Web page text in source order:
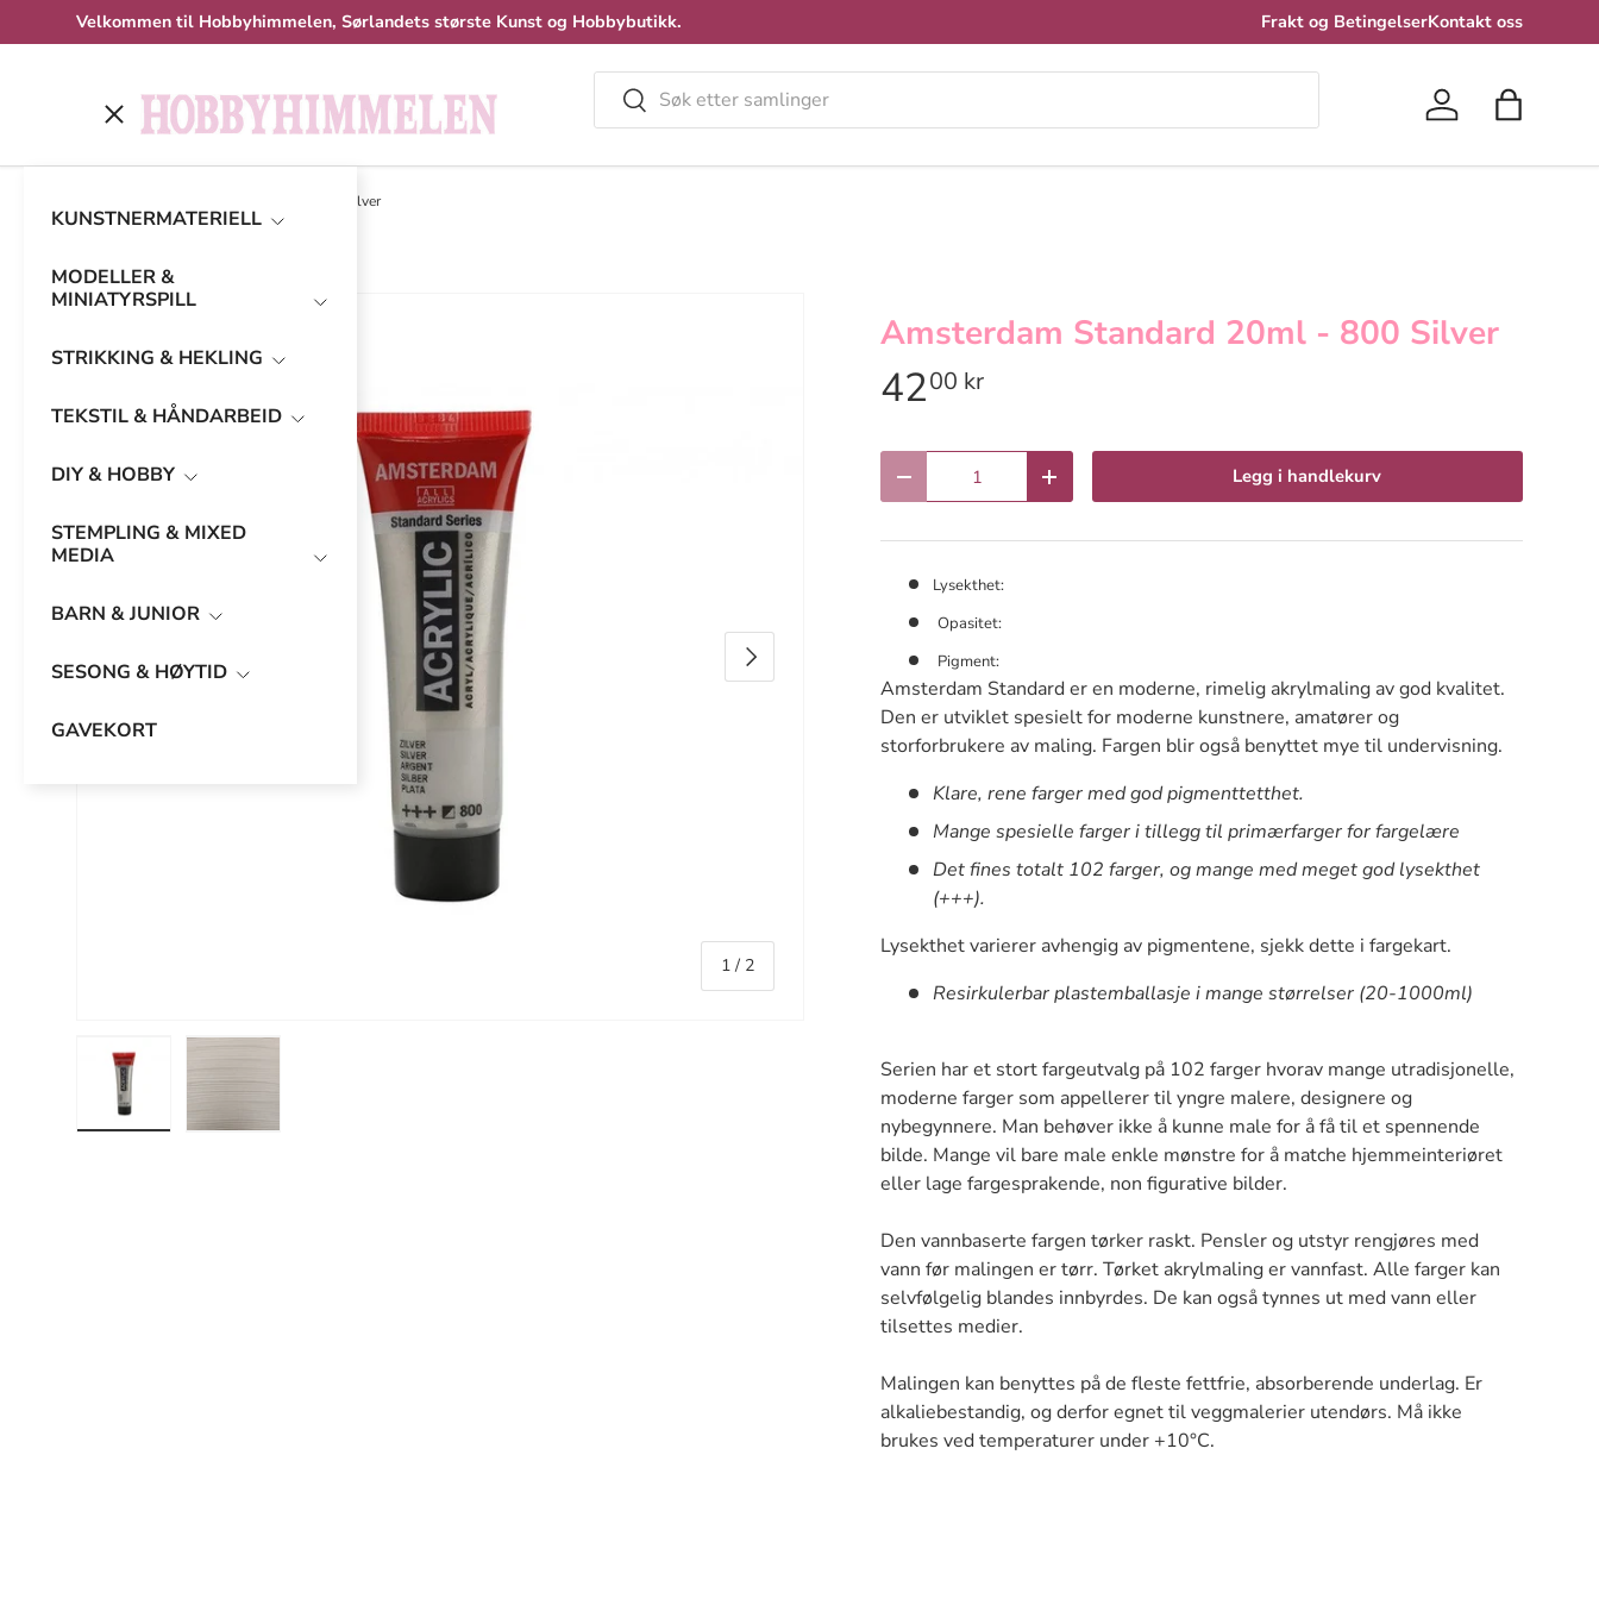
Hopp til innhold
Velkommen til Hobbyhimmelen, Sørlandets største Kunst og Hobbybutikk. Frakt og BetingelserKontakt oss
Meny
KUNSTNERMATERIELL
MODELLER &
MINIATYRSPILL
STRIKKING & HEKLING
TEKSTIL & HÅNDARBEID
DIY & HOBBY
STEMPLING & MIXED
MEDIA
BARN & JUNIOR
SESONG & HØYTID
GAVEKORT
Velg
Logg inn
Amsterdam Standard 20ml - 800 Silver
1 / Av
2
Neste
Amsterdam Standard 20ml - 800 Silver
4200 kr
Reduser antall Øk antall Legg i handlekurv
Lysekthet:
Opasitet:
Pigment:
Amsterdam Standard er en moderne, rimelig akrylmaling av god kvalitet.
Den er utviklet spesielt for moderne kunstnere, amatører og
storforbrukere av maling. Fargen blir også benyttet mye til undervisning.
Klare, rene farger med god pigmenttetthet.
Mange spesielle farger i tillegg til primærfarger for fargelære
Det fines totalt 102 farger, og mange med meget god lysekthet
(+++).
Lysekthet varierer avhengig av pigmentene, sjekk dette i fargekart.
Resirkulerbar plastemballasje i mange størrelser (20-1000ml)
Serien har et stort fargeutvalg på 102 farger hvorav mange utradisjonelle,
moderne farger som appellerer til yngre malere, designere og
nybegynnere. Man behøver ikke å kunne male for å få til et spennende
bilde. Mange vil bare male enkle mønstre for å matche hjemmeinteriøret
eller lage fargesprakende, non figurative bilder.
Den vannbaserte fargen tørker raskt. Pensler og utstyr rengjøres med
vann før malingen er tørr. Tørket akrylmaling er vannfast. Alle farger kan
selvfølgelig blandes innbyrdes. De kan også tynnes ut med vann eller
tilsettes medier.
Malingen kan benyttes på de fleste fettfrie, absorberende underlag. Er
alkaliebestandig, og derfor egnet til veggmalerier utendørs. Må ikke
brukes ved temperaturer under +10°C.